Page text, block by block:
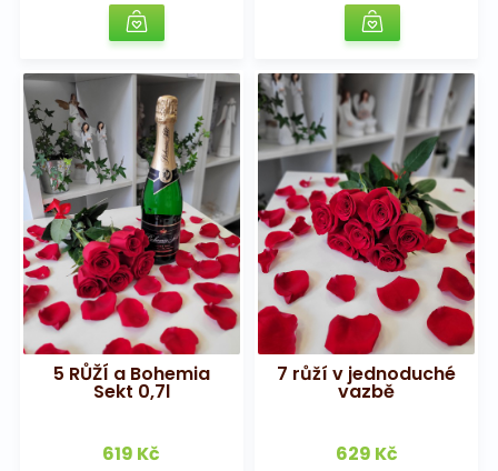
5 RŮŽÍ a Bohemia
Sekt 0,7l
619 Kč
7 růží v jednoduché
vazbě
629 Kč